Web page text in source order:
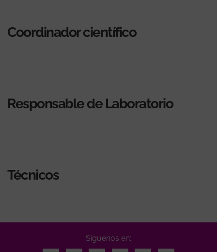
Coordinador científico
Responsable de Laboratorio
Técnicos
Síguenos en: